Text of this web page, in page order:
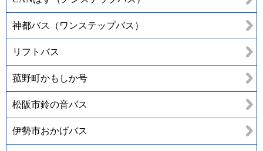
神都バス（ワンステップバス）
リフトバス
菰野町かもしか号
松阪市鈴の音バス
伊勢市おかげバス